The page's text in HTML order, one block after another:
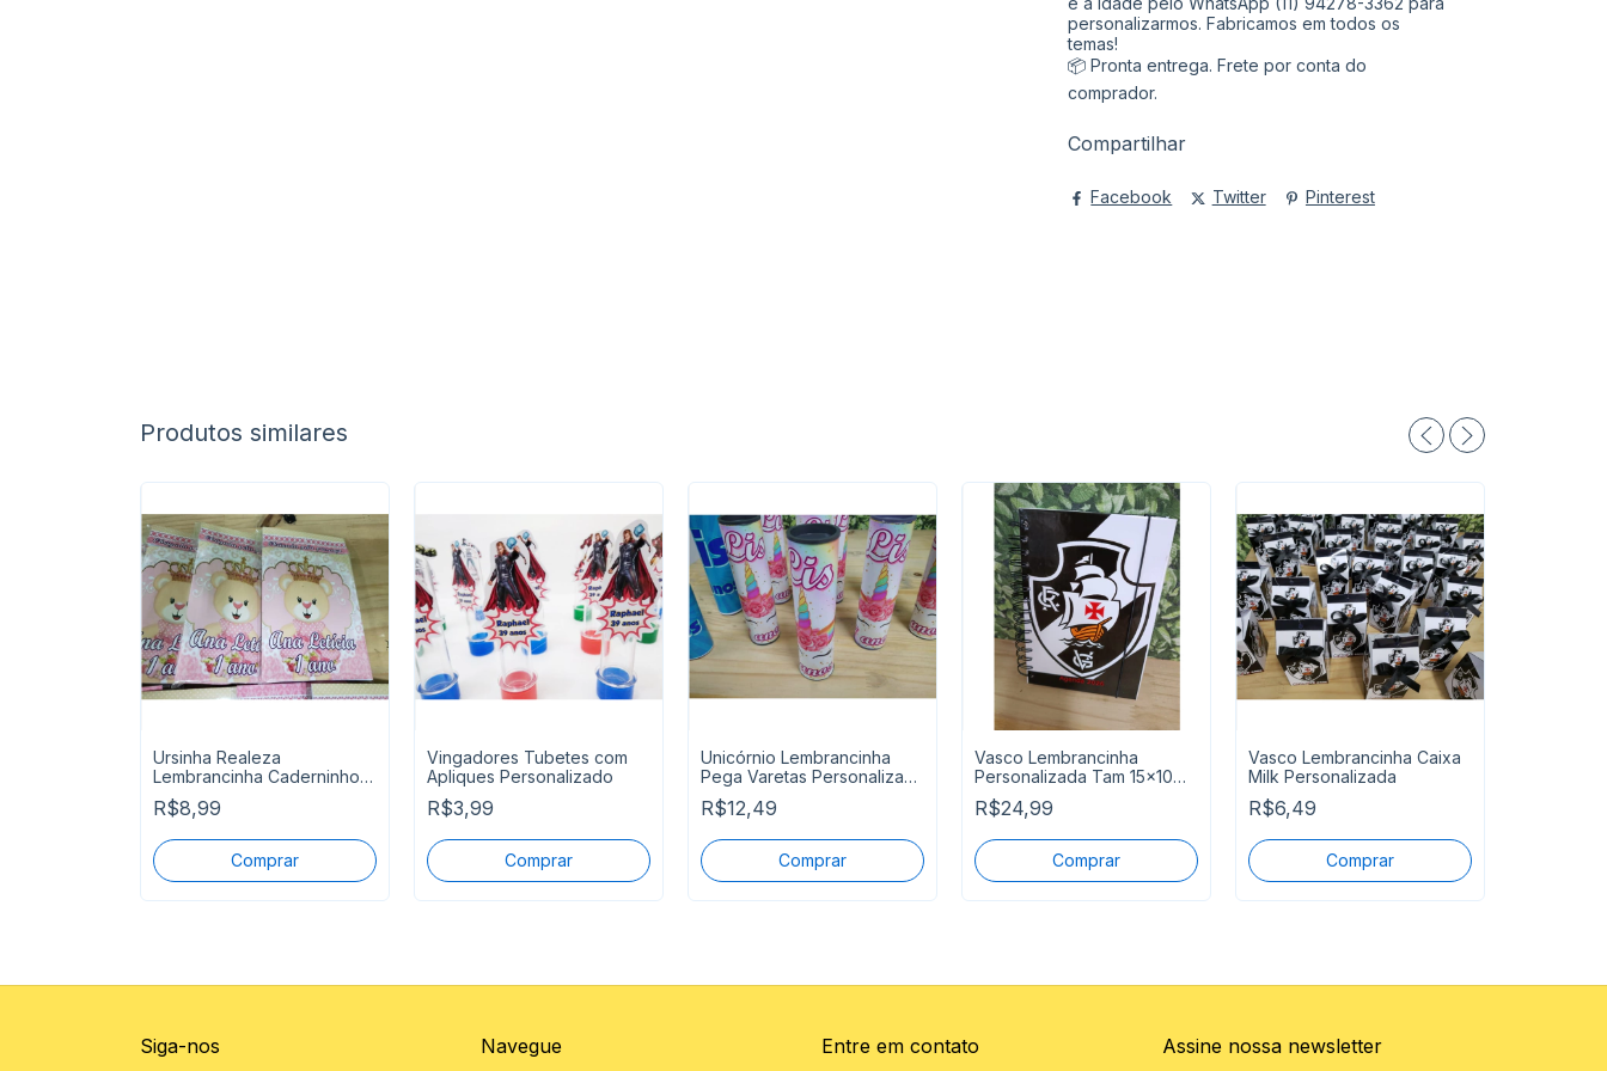
personalizarmos. Fabricamos em todos os
temas!
📦 Pronta entrega. Frete por conta do
comprador.
Compartilhar
Facebook Twitter Pinterest
Produtos similares
Ursinha Realeza
Lembrancinha Caderninho
Personalizado
R$8,99
Vingadores Tubetes com
Apliques Personalizado
R$3,99
Unicórnio Lembrancinha
Pega Varetas Personalizada
P Entrega
R$12,49
Vasco Lembrancinha
Personalizada Tam 15x10
cm Pronta Entrega
R$24,99
Vasco Lembrancinha Caixa
Milk Personalizada
R$6,49
Siga-nos Navegue Entre em contato Assine nossa newsletter